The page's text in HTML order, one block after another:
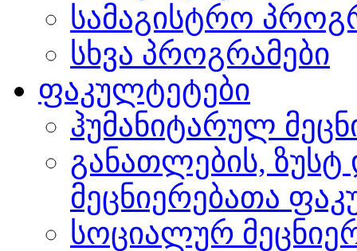
სამაგისტრო
სხვა პროგრამები
ფაკულტეტები
ჰუმანიტარულ
განათლების, ზუსტ
მეცნიერებათა
სოციალურ